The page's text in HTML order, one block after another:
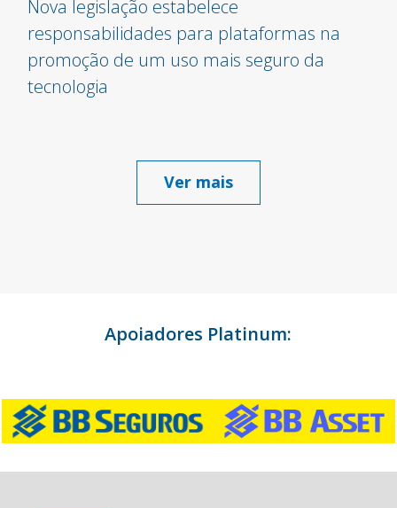
Nova legislação estabelece
responsabilidades para plataformas na
promoção de um uso mais seguro da
tecnologia
Ver mais
Apoiadores Platinum: